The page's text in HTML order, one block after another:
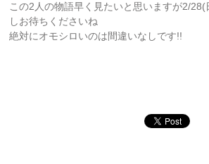
この2人の物語早く見たいと思いますが2/
しお待ちくださいね
絶対にオモシロいのは間違いなしです!!